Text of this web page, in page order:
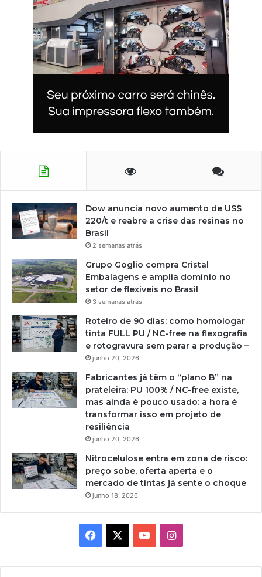
Dow anuncia novo aumento de US$
220/t e reabre a crise das resinas no
Brasil
2 semanas atrás
Grupo Goglio compra Cristal
Embalagens e amplia domínio no
setor de flexíveis no Brasil
3 semanas atrás
Roteiro de 90 dias: como homologar
tinta FULL PU / NC-free na flexografia
e rotogravura sem parar a produção –
junho 20, 2026
Fabricantes já têm o “plano B” na
prateleira: PU 100% / NC-free existe,
mas ainda é pouco usado: a hora é
transformar isso em projeto de
resiliência
junho 20, 2026
Nitrocelulose entra em zona de risco:
preço sobe, oferta aperta e o
mercado de tintas já sente o choque
junho 18, 2026
Facebook YouTubeInstagram